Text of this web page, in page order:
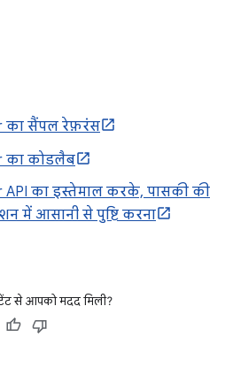
का सैंपल रेफ़रंस
का कोडलैब
API का इस्तेमाल करके, पासकी की
में आसानी से पुष्टि करना
से आपको मदद मिली?